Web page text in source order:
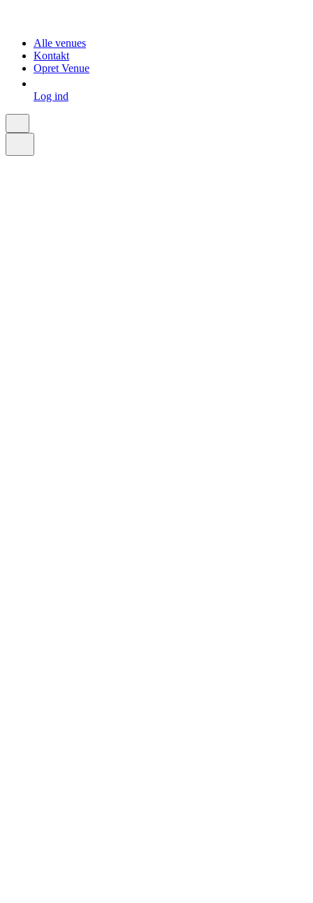
Alle venues
Kontakt
Opret Venue
Log ind